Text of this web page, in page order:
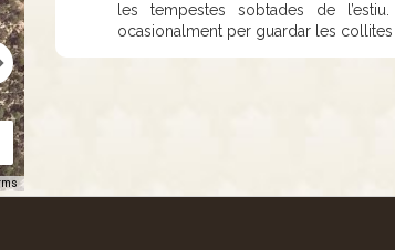
les tempestes sobtades de
ocasionalment per guardar les collites